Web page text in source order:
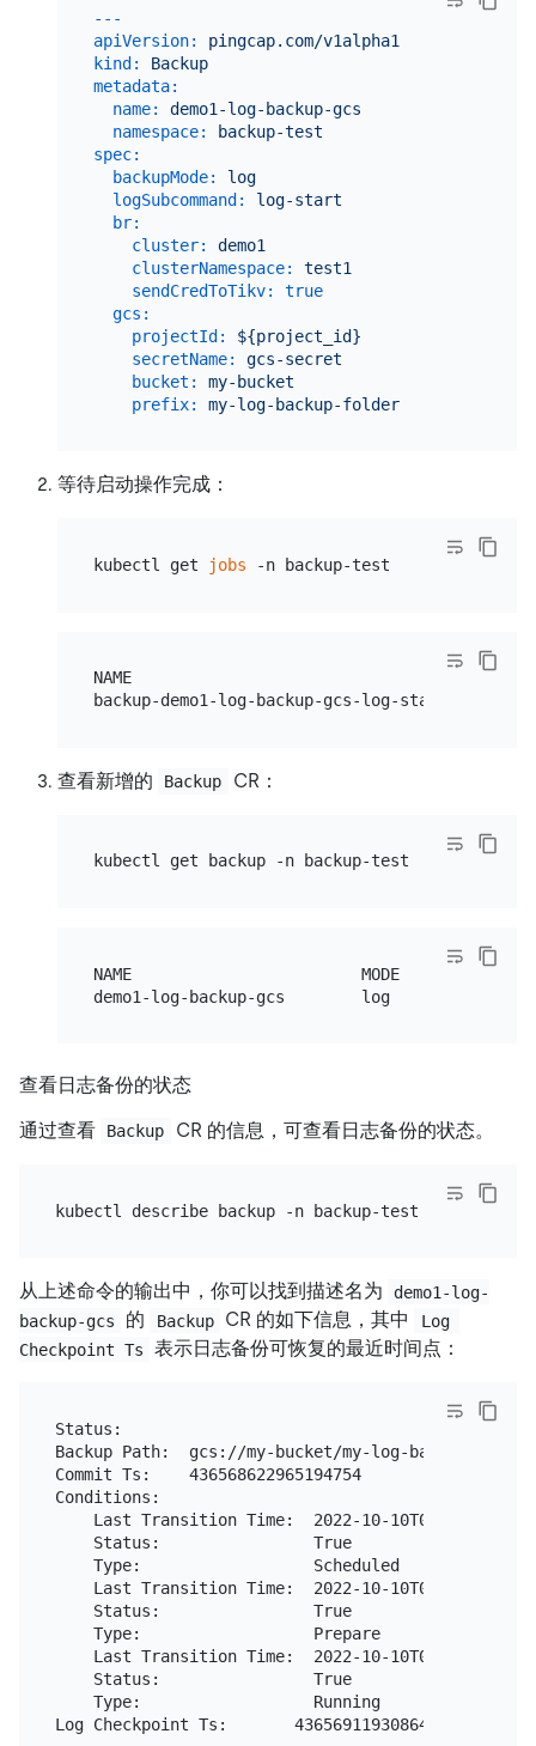
---
apiVersion:
pingcap.com/v1alpha1
kind:
Backup
metadata:
name:
demo1-log-backup-gcs
namespace:
backup-test
spec:
backupMode:
log
logSubcommand:
log-start
br:
cluster:
demo1
clusterNamespace:
test1
sendCredToTikv:
true
gcs:
projectId:
${project_id}
secretName:
gcs-secret
bucket:
my-bucket
prefix:
my-log-backup-folder
等待启动操作完成：
kubectl get jobs
NAME
查看新增的 Backup CR：
NAME                        MODE   STATUS
查看日志备份的状态
通过查看
Backup CR 的信息，可查看日志备份的状态。
从上述命令的输出中，你可以找到描述名为
demo1-log-
backup-gcs
的 Backup CR 的如下信息，其中
Log
Checkpoint Ts
表示日志备份可恢复的最近时间点：
Status:
Backup Path:  gcs://my-bucket/my-log-backup-
Commit Ts:    436568622965194754
Conditions:
    Last Transition Time:  2022-10-10T04:45:20Z
    Status:                True
    Type:                  Scheduled
    Last Transition Time:  2022-10-10T04:45:31Z
    Status:                True
    Type:                  Prepare
    Last Transition Time:  2022-10-10T04:45:31Z
    Status:                True
    Type:                  Running